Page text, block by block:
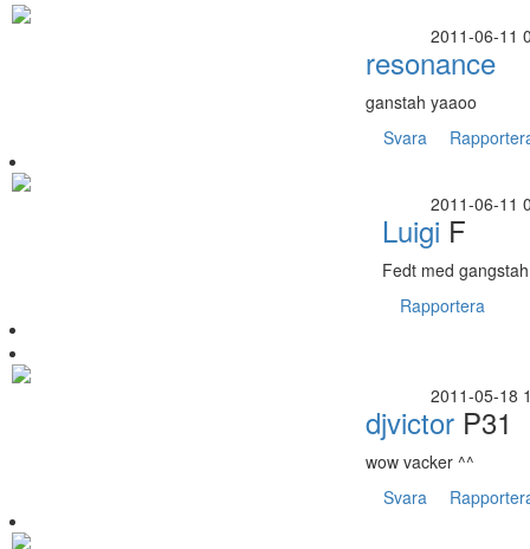
2011-06-11
resonance
ganstah yaaoo
Svara
2011-06-11
Luigi F
Fedt med
Rapportera
2011-05-18
djvictor P31
wow vacker ^^
Svara